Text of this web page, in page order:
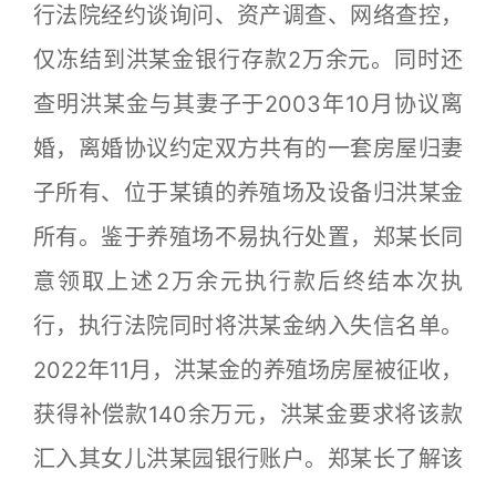
行法院经约谈询问、资产调查、网络查控，
仅冻结到洪某金银行存款2万余元。同时还
查明洪某金与其妻子于2003年10月协议离
婚，离婚协议约定双方共有的一套房屋归妻
子所有、位于某镇的养殖场及设备归洪某金
所有。鉴于养殖场不易执行处置，郑某长同
意领取上述2万余元执行款后终结本次执
行，执行法院同时将洪某金纳入失信名单。
2022年11月，洪某金的养殖场房屋被征收，
获得补偿款140余万元，洪某金要求将该款
汇入其女儿洪某园银行账户。郑某长了解该